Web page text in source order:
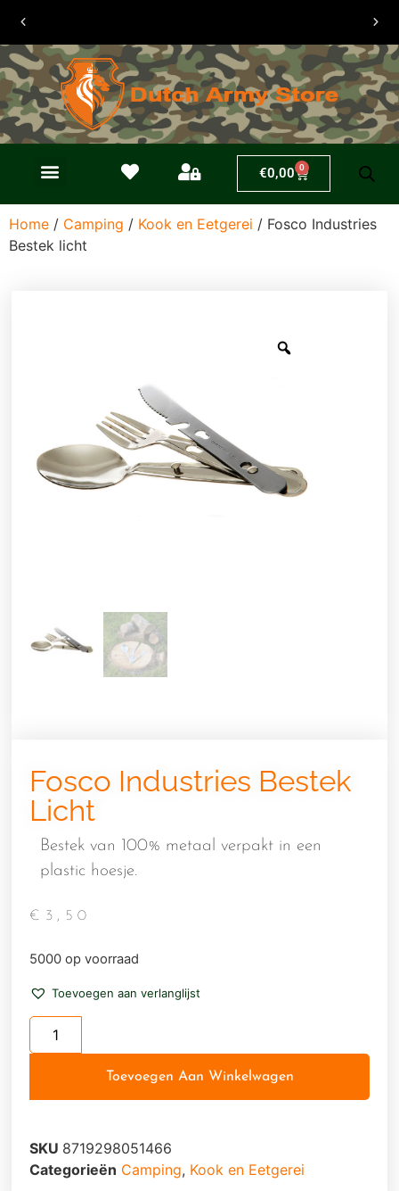
30 dagen
retouren
€0,00 0
Home / Camping / Kook en Eetgerei / Fosco Industries
Bestek licht
Fosco Industries Bestek
Licht
Bestek van 100% metaal verpakt in een
plastic hoesje.
€ 3,50
5000 op voorraad
Toevoegen aan verlanglijst
Toevoegen Aan Winkelwagen
SKU 8719298051466
Categorieën Camping, Kook en Eetgerei